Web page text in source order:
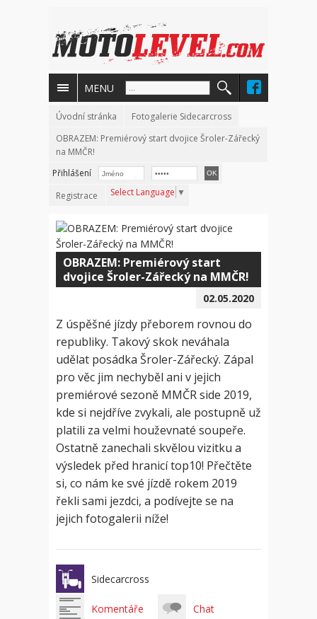
MENU
Úvodní stránka
Fotogalerie Sidecarcross
OBRAZEM: Premiérový start dvojice Šroler-Zářecký
na MMČR!
Přihlášení
Registrace
Select Language ▼
OBRAZEM: Premiérový start
dvojice Šroler-Zářecký na MMČR!
02.05.2020
Z úspěšné jízdy přeborem rovnou do
republiky. Takový skok neváhala
udělat posádka Šroler-Zářecký. Zápal
pro věc jim nechyběl ani v jejich
premiérové sezoně MMČR side 2019,
kde si nejdříve zvykali, ale postupně už
platili za velmi houževnaté soupeře.
Ostatně zanechali skvělou vizitku a
výsledek před hranicí top10! Přečtěte
si, co nám ke své jízdě rokem 2019
řekli sami jezdci, a podívejte se na
jejich fotogalerii níže!
Sidecarcross
Komentáře Chat